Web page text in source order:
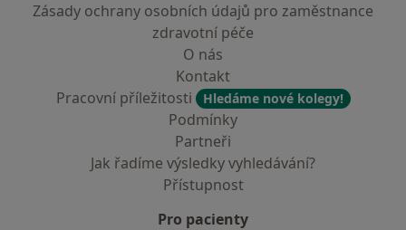
Zásady ochrany osobních údajů pro zaměstnance
zdravotní péče
O nás
Kontakt
Pracovní příležitosti
Hledáme nové kolegy!
Podmínky
Partneři
Jak řadíme výsledky vyhledávání?
Přístupnost
Pro pacienty